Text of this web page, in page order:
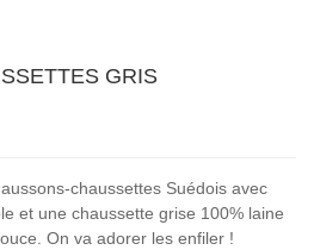
GRIS
chaussettes Suédois avec
et une chaussette grise 100% laine
On va adorer les enfiler !